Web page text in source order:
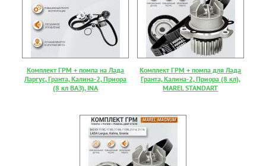
Комплект ГРМ + помпа на Лада
Ларгус, Гранта, Калина-2, Приора
(8 кл ВАЗ), INA
Комплект ГРМ + помпа для Лада
Гранта, Калина-2, Приора (8 кл),
MAREL STANDART